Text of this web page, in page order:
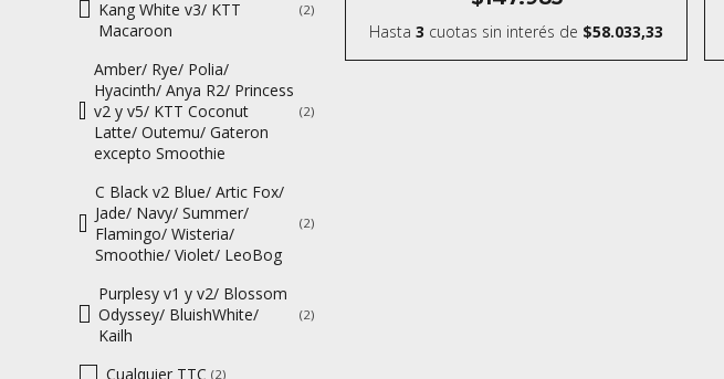
Kang White v3/ KTT
Macaroon
(2)
Amber/ Rye/ Polia/
Hyacinth/ Anya R2/ Princess
v2 y v5/ KTT Coconut
Latte/ Outemu/ Gateron
excepto Smoothie
(2)
C Black v2 Blue/ Artic Fox/
Jade/ Navy/ Summer/
Flamingo/ Wisteria/
Smoothie/ Violet/ LeoBog
(2)
Purplesy v1 y v2/ Blossom
Odyssey/ BluishWhite/
Kailh
(2)
Cualquier TTC (2)
Hasta 3 cuotas sin interés de $58.033,33